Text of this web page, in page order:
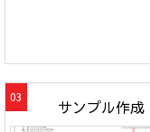
サンプル作成